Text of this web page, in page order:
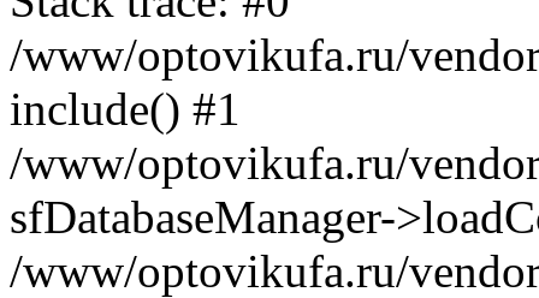
/www/optovikufa.ru/
include() #1
/www/optovikufa.ru/
sfDatabaseManager-
/www/optovikufa.ru/